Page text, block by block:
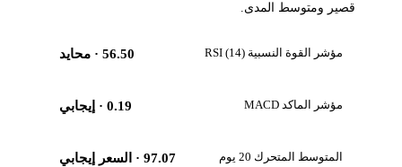
قصير ومتوسط المدى.
مؤشر القوة النسبية RSI (14) 56.50· محايد
مؤشر الماكد MACD 0.19· إيجابي
المتوسط المتحرك 20 يوم 97.07· السعر إيجابي